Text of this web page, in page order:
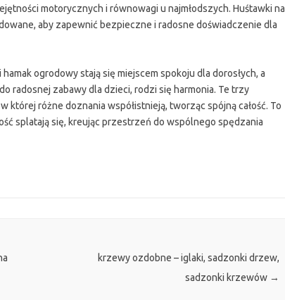
motorycznych i równowagi u najmłodszych. Huśtawki na
aby zapewnić bezpieczne i radosne doświadczenie dla
ogrodowy stają się miejscem spokoju dla dorosłych, a
radosnej zabawy dla dzieci, rodzi się harmonia. Te trzy
której różne doznania współistnieją, tworząc spójną całość. To
splatają się, kreując przestrzeń do wspólnego spędzania
krzewy ozdobne – iglaki, sadzonki drzew,
sadzonki krzewów →